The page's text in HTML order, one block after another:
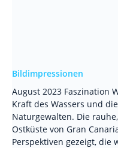
Bildimpressionen
August 2023 Faszination
Kraft des Wassers und
Naturgewalten. Die
Ostküste von Gran
Perspektiven gezeigt,